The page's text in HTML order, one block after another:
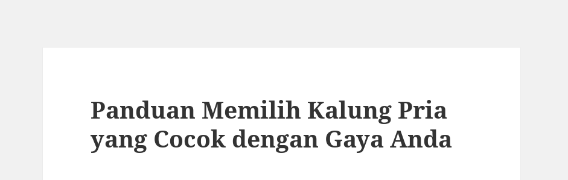
Panduan Memilih Kalung Pria
yang Cocok dengan Gaya Anda